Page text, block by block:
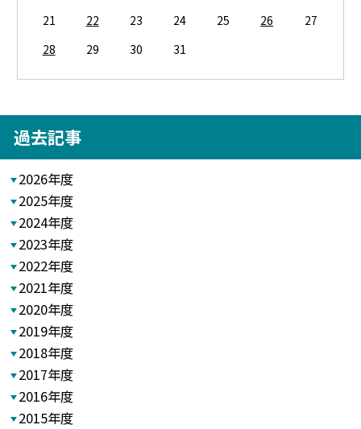
21
22 23 24 25 26
27
28
29 30 31
過去記事
2026年度
2025年度
2024年度
2023年度
2022年度
2021年度
2020年度
2019年度
2018年度
2017年度
2016年度
2015年度